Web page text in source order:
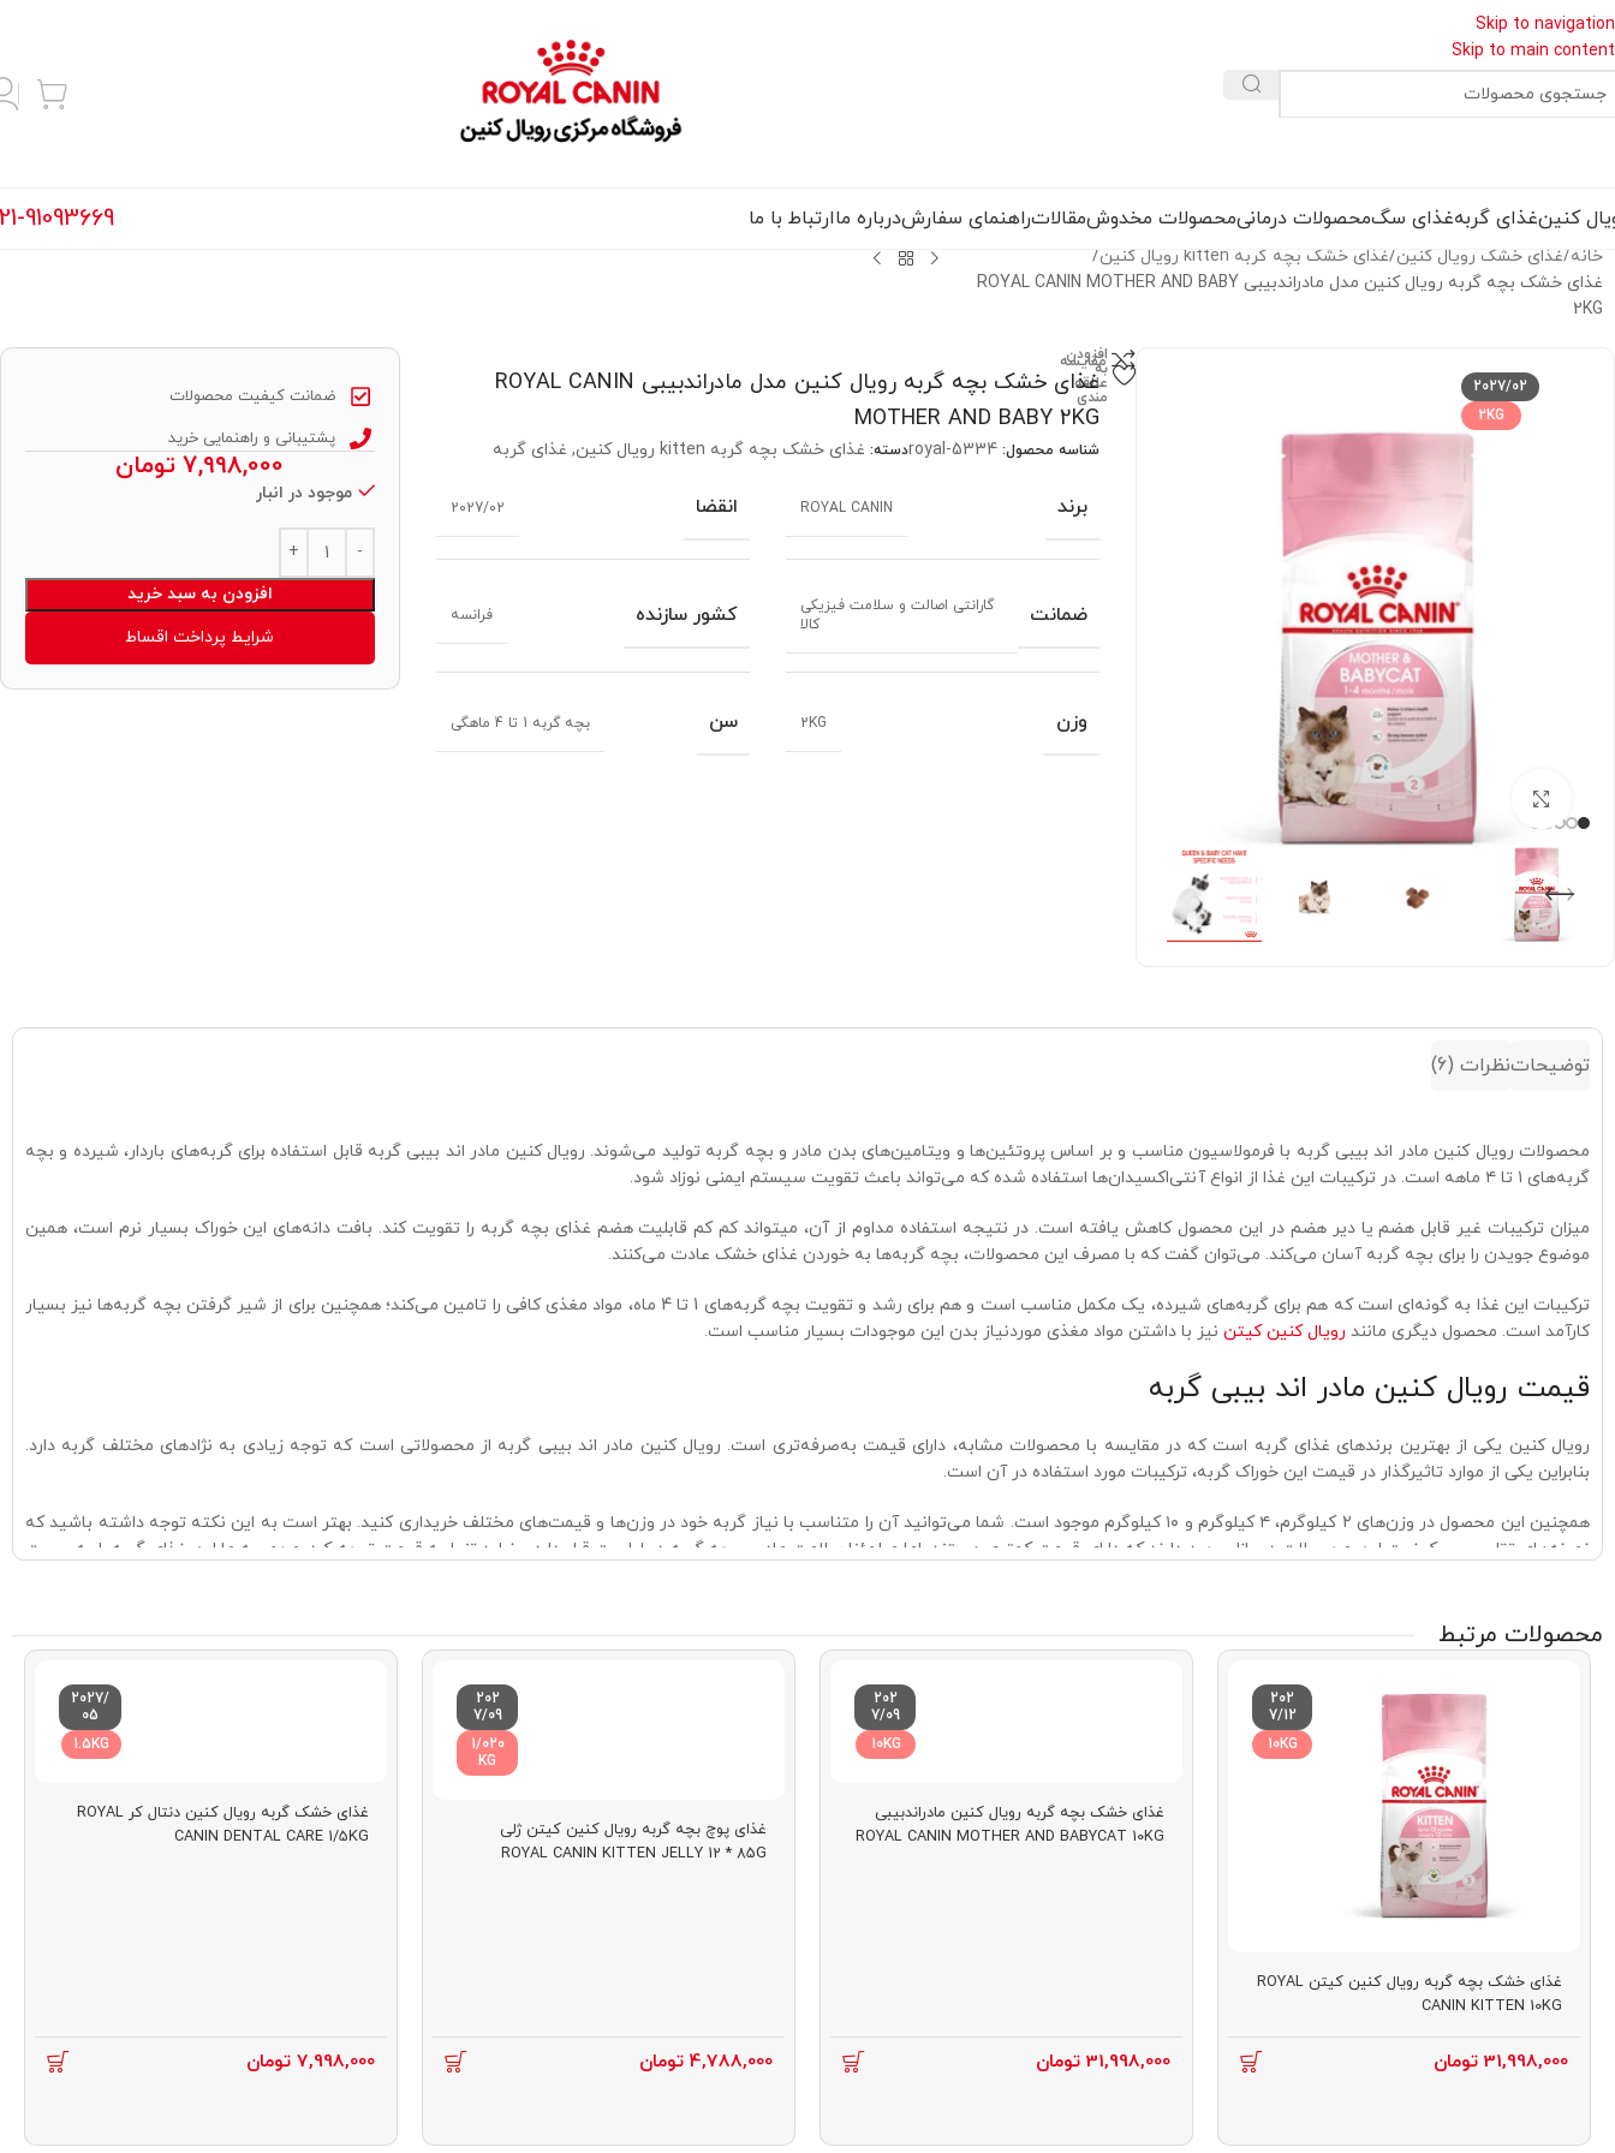
Skip to navigation
Skip to main content
کنینغذای گربهغذای سگمحصولات درمانیمحصولات مخدوشمقالاتراهنمای سفارشدرباره ماارتباط با ما 91093669
خانه غذای خشک رویال کنین غذای خشک بچه گربه kitten رویال کنین
غذای خشک بچه گربه رویال کنین مدل مادراندبیبی ROYAL CANIN MOTHER AND BABY
2KG
2027/02
2KG
بزرگنمایی تصویر
مقایسه
افزودن
به
علاقه
مندی
غذای خشک بچه گربه رویال کنین مدل مادراندبیبی ROYAL CANIN
MOTHER AND BABY 2KG
شناسه محصول:royal-5334دسته: غذای خشک بچه گربه kitten رویال کنین , غذای گربه
برند ROYAL CANIN انقضا 2027/02
ضمانت
گارانتی اصالت و سلامت فیزیکی
کالا
کشور سازنده فرانسه
وزن 2KG سن بچه گربه 1 تا 4 ماهگی
ضمانت کیفیت محصولات
پشتیبانی و راهنمایی خرید
7,998,000 تومان
موجود در انبار
افزودن به سبد خرید
Alternative:
شرایط پرداخت اقساط
توضیحاتنظرات (6)
محصولات رویال کنین مادر اند بیبی گربه با فرمولاسیون مناسب و بر اساس پروتئین‌ها و ویتامین‌های بدن مادر و بچه گربه تولید می‌شوند. رویال کنین مادر اند بیبی گربه قابل استفاده برای گربه‌های باردار، شیرده و بچه
گربه‌های ۱ تا ۴ ماهه است. در ترکیبات این غذا از انواع آنتی‌اکسیدان‌ها استفاده شده که می‌تواند باعث تقویت سیستم ایمنی نوزاد شود.
میزان ترکیبات غیر قابل هضم یا دیر هضم در این محصول کاهش یافته است. در نتیجه استفاده مداوم از آن، میتواند کم کم قابلیت هضم غذای بچه گربه را تقویت کند. بافت دانه‌های این خوراک بسیار نرم است، همین
موضوع جویدن را برای بچه گربه آسان می‌کند. می‌توان گفت که با مصرف این محصولات، بچه گربه‌ها به خوردن غذای خشک عادت می‌کنند.
ترکیبات این غذا به گونه‌ای است که هم برای گربه‌های شیرده، یک مکمل مناسب است و هم برای رشد و تقویت بچه گربه‌های 1 تا 4 ماه، مواد مغذی کافی را تامین می‌کند؛ همچنین برای از شیر گرفتن بچه گربه‌ها نیز بسیار
کارآمد است. محصول دیگری مانند رویال کنین کیتن نیز با داشتن مواد مغذی موردنیاز بدن این موجودات بسیار مناسب است.
قیمت رویال کنین مادر اند بیبی گربه
رویال کنین یکی از بهترین برندهای غذای گربه است که در مقایسه با محصولات مشابه، دارای قیمت به‌صرفه‌تری است. رویال کنین مادر اند بیبی گربه از محصولاتی است که توجه زیادی به نژادهای مختلف گربه دارد.
بنابراین یکی از موارد تاثیرگذار در قیمت این خوراک گربه، ترکیبات مورد استفاده در آن است.
همچنین این محصول در وزن‌های ۲ کیلوگرم، ۴ کیلوگرم و ۱۰ کیلوگرم موجود است. شما می‌توانید آن را متناسب با نیاز گربه خود در وزن‌ها و قیمت‌های مختلف خریداری کنید. بهتر است به این نکته توجه داشته باشید که
نمونه‌های تقلبی و بی‌کیفیت این محصولات در بازار وجود دارند که دارای قیمت کمتری هستند. اما مطمئنا سلامت مادر و بچه گربه در اولویت قرار دارد و نباید تنها به قیمت توجه کرد. مجموعه ما این غذای گربه را به صورت
درصد مواد اولیه
درصد رطوبت درصد فیبر درصد پروتئین درصد مواد معدنی
محصولات مرتبط
202
7/12
10KG
غذای خشک بچه گربه رویال کنین کیتن ROYAL
CANIN KITTEN 10KG
31,998,000 تومان
202
7/09
10KG
غذای خشک بچه گربه رویال کنین مادراندبیبی
ROYAL CANIN MOTHER AND BABYCAT 10KG
31,998,000 تومان
202
7/09
1/020
KG
غذای پوچ بچه گربه رویال کنین کیتن ژلی
ROYAL CANIN KITTEN JELLY 12 * 85G
4,788,000 تومان
2027/
05
1.5KG
غذای خشک گربه رویال کنین دنتال کر ROYAL
CANIN DENTAL CARE 1/5KG
7,998,000 تومان